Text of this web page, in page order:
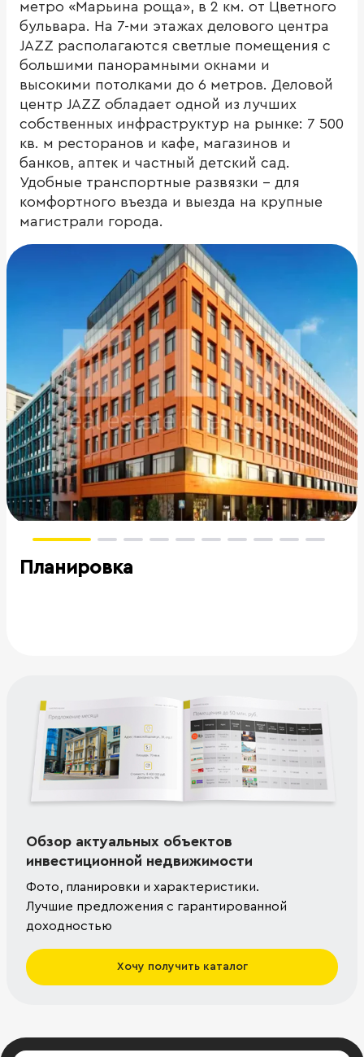
метро «Марьина роща», в 2 км. от Цветного
бульвара. На 7-ми этажах делового центра
JAZZ располагаются светлые помещения с
большими панорамными окнами и
высокими потолками до 6 метров. Деловой
центр JAZZ обладает одной из лучших
собственных инфраструктур на рынке: 7 500
кв. м ресторанов и кафе, магазинов и
банков, аптек и частный детский сад.
Удобные транспортные развязки – для
комфортного въезда и выезда на крупные
магистрали города.
Планировка
Обзор актуальных объектов
инвестиционной недвижимости
Фото, планировки и характеристики.
Лучшие предложения с гарантированной
доходностью
Хочу получить каталог